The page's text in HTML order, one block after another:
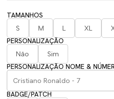
TAMANHOS
S
M L XL
PERSONALIZAÇÃO
Não
Sim
PERSONALIZAÇÃO NOME &
BADGE/PATCH